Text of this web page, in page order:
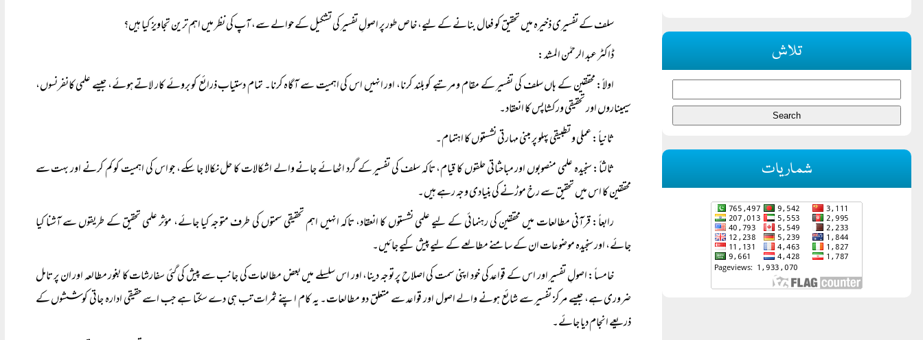
سلف کے تفسیری ذخیرہ میں تحقیق کو فعال بنانے کے لیے، خاص طور پر اصولِ تفسیر کی تشکیل کے حوالے سے، آپ کی نظر میں اہم ترین تجاویز کیا ہیں؟
ڈاکٹر عبد الرحمٰن المشد:
اولاً‌: محققین کے ہاں سلف کی تفسیر کے مقام و مرتبے کو بلند کرنا، اور انہیں اس کی اہمیت سے آگاہ کرنا۔ تمام دستیاب ذرائع کو بروئے کار لاتے ہوئے، جیسے علمی کانفرنسوں،
سیمیناروں اور تحقیقی ورکشاپس کا انعقاد۔
ثانیاً‌: عملی و تطبیقی پہلو پر مبنی مہارتی نشستوں کا اہتمام۔
ثالثاً‌: سنجیدہ علمی منصوبوں اور مباحثاتی حلقوں کا قیام، تاکہ سلف کی تفسیر کے گرد اٹھائے جانے والے اشکالات کا حل نکالا جا سکے، جو اس کی اہمیت کو کم کرنے اور بہت سے
محققین کا اس میں تحقیق سے رخ موڑنے کی بنیادی وجہ رہے ہیں۔
رابعاً‌: قرآنی مطالعات میں محققین کی رہنمائی کے لیے علمی نشستوں کا انعقاد، تاکہ انہیں اہم تحقیقی سمتوں کی طرف متوجہ کیا جائے، مؤثر علمی تحقیق کے طریقوں سے آشنا کیا
جائے، اور سنجیدہ موضوعات ان کے سامنے مطالعے کے لیے پیش کیے جائیں۔
خامساً‌: اصولِ تفسیر اور اس کے قواعد کی خود اپنی سمت کی اصلاح پر توجہ دینا، اور اس سلسلے میں بعض مطالعات کی جانب سے پیش کی گئی سفارشات کا بغور مطالعہ اور ان پر تامل
ضروری ہے، جیسے مرکز تفسیر سے شائع ہونے والے اصول اور قواعد سے متعلق دو مطالعات۔ یہ کام اپنے ثمرات تب ہی دے سکتا ہے جب اسے حقیقی ادارہ جاتی کوششوں کے
ذریعے انجام دیا جائے۔
تلاش
شماریات